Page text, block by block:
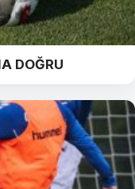
DOĞRU